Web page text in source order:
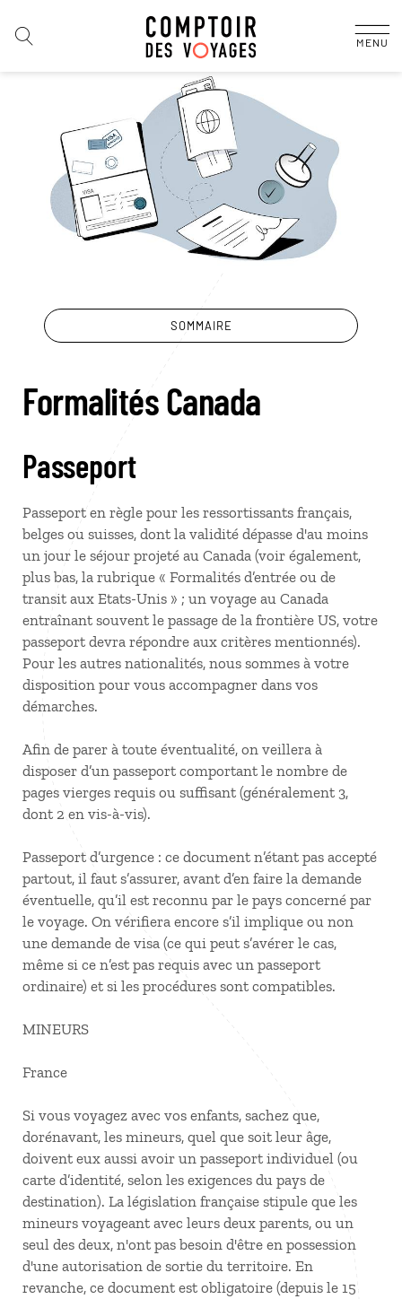
MENU
SOMMAIRE
Formalités Canada
Passeport
Passeport en règle pour les ressortissants français,
belges ou suisses, dont la validité dépasse d'au moins
un jour le séjour projeté au Canada (voir également,
plus bas, la rubrique « Formalités d’entrée ou de
transit aux Etats-Unis » ; un voyage au Canada
entraînant souvent le passage de la frontière US, votre
passeport devra répondre aux critères mentionnés).
Pour les autres nationalités, nous sommes à votre
disposition pour vous accompagner dans vos
démarches.
Afin de parer à toute éventualité, on veillera à
disposer d’un passeport comportant le nombre de
pages vierges requis ou suffisant (généralement 3,
dont 2 en vis-à-vis).
Passeport d’urgence : ce document n’étant pas accepté
partout, il faut s’assurer, avant d’en faire la demande
éventuelle, qu’il est reconnu par le pays concerné par
le voyage. On vérifiera encore s’il implique ou non
une demande de visa (ce qui peut s’avérer le cas,
même si ce n’est pas requis avec un passeport
ordinaire) et si les procédures sont compatibles.
MINEURS
France
Si vous voyagez avec vos enfants, sachez que,
dorénavant, les mineurs, quel que soit leur âge,
doivent eux aussi avoir un passeport individuel (ou
carte d’identité, selon les exigences du pays de
destination). La législation française stipule que les
mineurs voyageant avec leurs deux parents, ou un
seul des deux, n'ont pas besoin d'être en possession
d'une autorisation de sortie du territoire. En
revanche, ce document est obligatoire (depuis le 15